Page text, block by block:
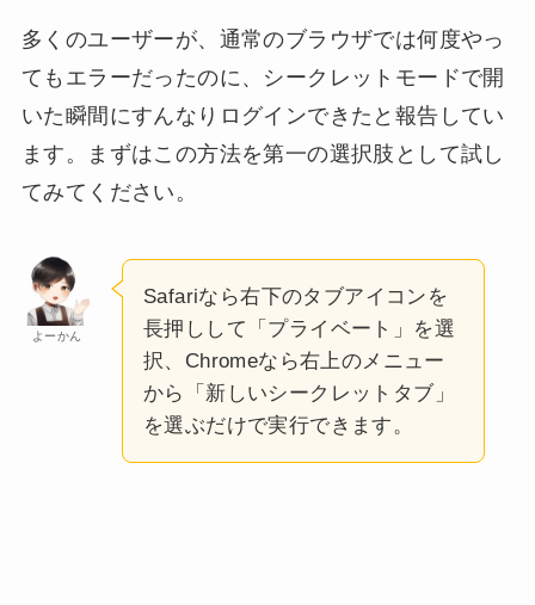
多くのユーザーが、通常のブラウザでは何度やっ
てもエラーだったのに、シークレットモードで開
いた瞬間にすんなりログインできたと報告してい
ます。まずはこの方法を第一の選択肢として試し
てみてください。
よーかん
Safariなら右下のタブアイコンを
長押しして「プライベート」を選
択、Chromeなら右上のメニュー
から「新しいシークレットタブ」
を選ぶだけで実行できます。